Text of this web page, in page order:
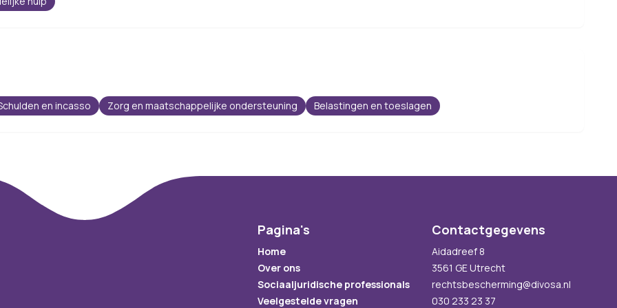
en incasso Zorg en maatschappelijke ondersteuning Belastingen en toeslagen
Pagina's
Home
Over ons
Sociaaljuridische professionals
Veelgestelde vragen
Contactgegevens
Aidadreef 8
3561 GE Utrecht
rechtsbescherming@divosa.nl
030 233 23 37